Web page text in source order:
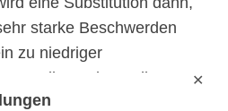
✕
starke Beschwerden
zu niedriger
wurde. In diesem
gut, dass eine